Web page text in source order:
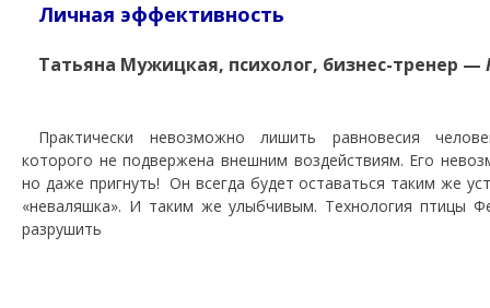
Личная эффективность
Татьяна Мужицкая, психолог, бизнес-тренер —
Практически невозможно лишить равновесия
которого не подвержена внешним воздействиям. Его
но даже пригнуть! Он всегда будет оставаться таким же
«неваляшка». И таким же улыбчивым. Технология птицы
разрушить